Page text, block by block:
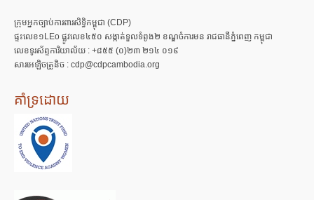
ក្រុមអ្នកច្បាប់ការពារសិទ្ធិកម្ពុជា (CDP)
ផ្ទះលេខ១LEo ផ្លូវលេខ៤៥០ សង្កាត់ទួលទំពូង២ ខណ្ឌចំការមន រាជធានីភ្នំពេញ កម្ពុជា
លេខទូរស័ព្ទការិយាល័យ : +៨៥៥ (០)២៣ ២១៤ ០១៩
សារអេឡិចត្រូនិច : cdp@cdpcambodia.org
គាំទ្រដោយ